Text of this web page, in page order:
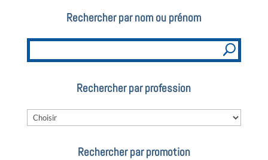
Rechercher par nom ou prénom
Rechercher par profession
Rechercher par promotion